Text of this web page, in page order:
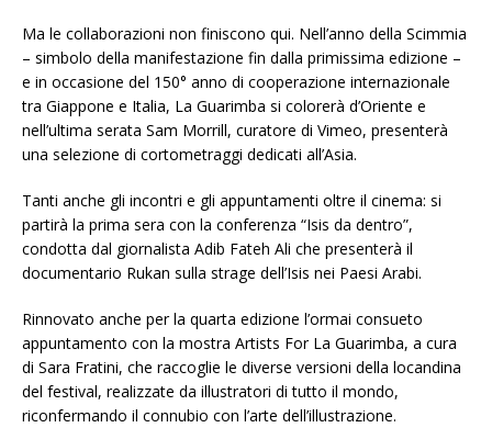
Ma le collaborazioni non finiscono qui. Nell’anno della Scimmia
– simbolo della manifestazione fin dalla primissima edizione –
e in occasione del 150° anno di cooperazione internazionale
tra Giappone e Italia, La Guarimba si colorerà d’Oriente e
nell’ultima serata Sam Morrill, curatore di Vimeo, presenterà
una selezione di cortometraggi dedicati all’Asia.
Tanti anche gli incontri e gli appuntamenti oltre il cinema: si
partirà la prima sera con la conferenza “Isis da dentro”,
condotta dal giornalista Adib Fateh Ali che presenterà il
documentario Rukan sulla strage dell’Isis nei Paesi Arabi.
Rinnovato anche per la quarta edizione l’ormai consueto
appuntamento con la mostra Artists For La Guarimba, a cura
di Sara Fratini, che raccoglie le diverse versioni della locandina
del festival, realizzate da illustratori di tutto il mondo,
riconfermando il connubio con l’arte dell’illustrazione.